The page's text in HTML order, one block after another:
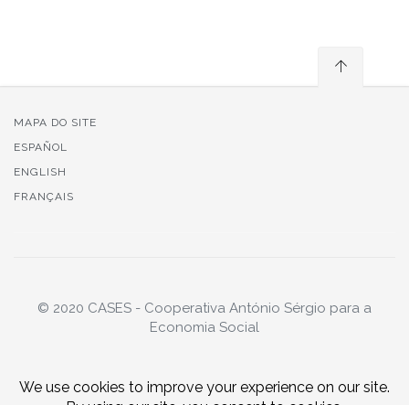
MAPA DO SITE
ESPAÑOL
ENGLISH
FRANÇAIS
© 2020 CASES - Cooperativa António Sérgio para a
Economia Social